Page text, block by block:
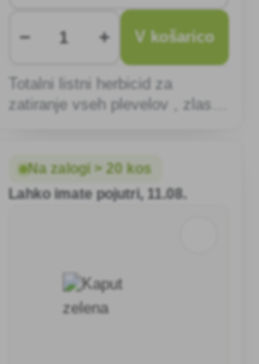
− + V košarico
Totalni listni herbicid za
zatiranje vseh plevelov , zlasti
Na zalogi > 20 kos
Lahko imate pojutri, 11.08.